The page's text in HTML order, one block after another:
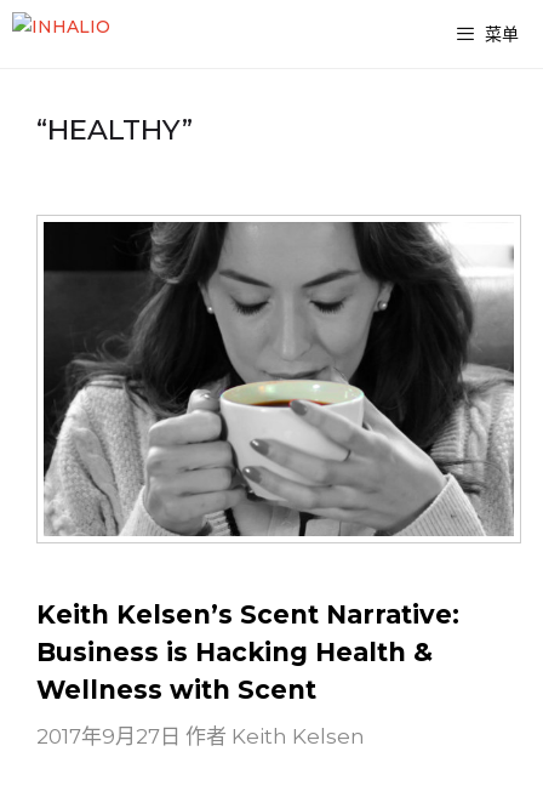
跳
菜单
“HEALTHY”
Keith Kelsen’s Scent Narrative:
Business is Hacking Health &
Wellness with Scent
2017年9月27日 作者 Keith Kelsen